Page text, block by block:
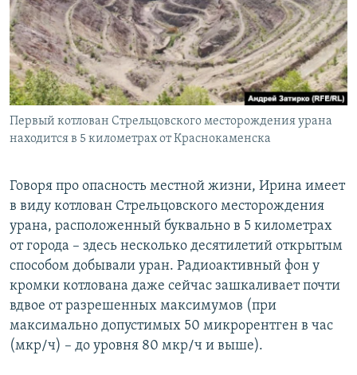
Первый котлован Стрельцовского месторождения урана
находится в 5 километрах от Краснокаменска
Говоря про опасность местной жизни, Ирина имеет
в виду котлован Стрельцовского месторождения
урана, расположенный буквально в 5 километрах
от города – здесь несколько десятилетий открытым
способом добывали уран. Радиоактивный фон у
кромки котлована даже сейчас зашкаливает почти
вдвое от разрешенных максимумов (при
максимально допустимых 50 микрорентген в час
(мкр/ч) – до уровня 80 мкр/ч и выше).